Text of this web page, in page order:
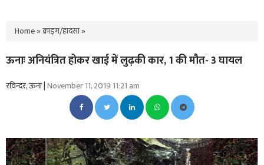
Home»क्राइम/हादसा»
ऊनाः अनियंत्रित होकर खाई में लुढ़की कार, 1 की मौत- 3 घायल
रविन्दर, ऊना |November 11, 2019 11:21 am